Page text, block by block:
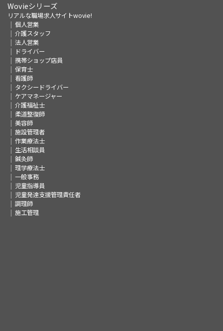
Wovieシリーズ
リアルな職場求人サイトwovie!
個人営業
介護スタッフ
法人営業
ドライバー
携帯ショップ店員
保育士
看護師
タクシードライバー
ケアマネージャー
介護福祉士
柔道整復師
美容師
施設管理者
作業療法士
生活相談員
鍼灸師
理学療法士
一般事務
児童指導員
児童発達支援管理責任者
調理師
施工管理